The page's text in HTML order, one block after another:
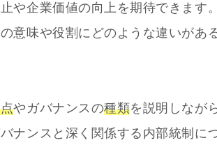
や企業価値の向上を期待できます
意味や役割にどのような違いがあ
やガバナンスの種類を説明しなが
ナンスと深く関係する内部統制に